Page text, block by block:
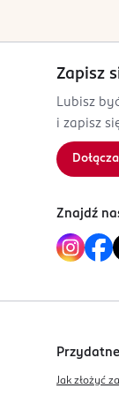
FR-
3
Zapisz
Lubisz
i zapisz
Znajdź
Jak złożyć